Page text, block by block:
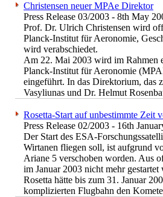
Christensen neuer MPAe Direktor
Press Release 03/2003 - 8th May
Prof. Dr. Ulrich Christensen wird
Planck-Institut für Aeronomie,
wird verabschiedet.
Am 22. Mai 2003 wird im Rahmen
Planck-Institut für Aeronomie
eingeführt. In das Direktorium, das
Vasyliunas und Dr. Helmut
Rosetta-Start auf unbestimmte Zeit
Press Release 02/2003 - 16th
Der Start des ESA-
Wirtanen fliegen soll, ist aufgrund
Ariane 5 verschoben worden. Aus
im Januar 2003 nicht mehr gestartet
Rosetta hätte bis zum 31. Januar
komplizierten Flugbahn den